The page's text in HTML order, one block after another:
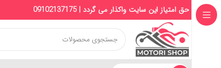
حق امتیاز این سایت واکذار می گردد | 09102137175